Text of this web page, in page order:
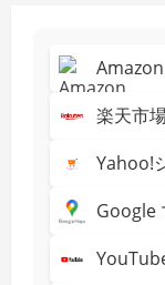
Amazon
楽天市
Yahoo!
Google